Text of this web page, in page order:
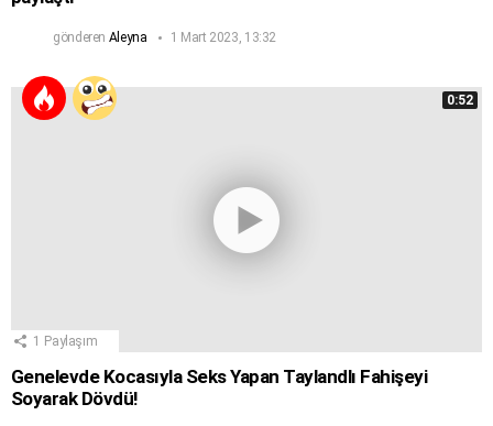
gönderen Aleyna 1 Mart 2023, 13:32
0:52
1 Paylaşım
Genelevde Kocasıyla Seks Yapan Taylandlı Fahişeyi
Soyarak Dövdü!